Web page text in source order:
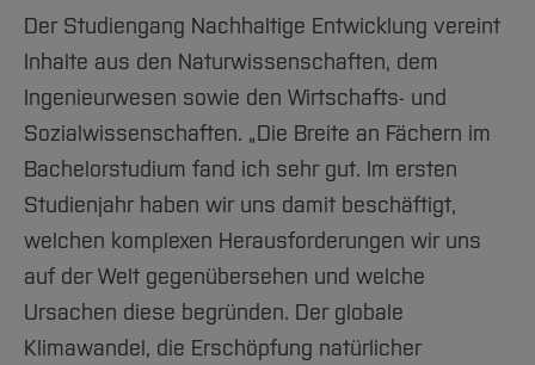
Der Studiengang Nachhaltige Entwicklung vereint
Inhalte aus den Naturwissenschaften, dem
Ingenieurwesen sowie den Wirtschafts- und
Sozialwissenschaften. „Die Breite an Fächern im
Bachelorstudium fand ich sehr gut. Im ersten
Studienjahr haben wir uns damit beschäftigt,
welchen komplexen Herausforderungen wir uns
auf der Welt gegenübersehen und welche
Ursachen diese begründen. Der globale
Klimawandel, die Erschöpfung natürlicher